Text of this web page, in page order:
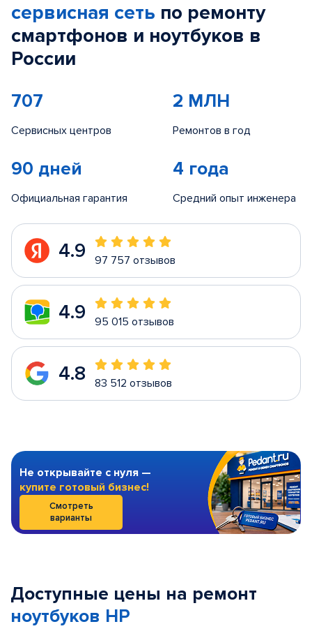
сервисная сеть по ремонту
смартфонов и ноутбуков в
России
707
Сервисных центров
2 МЛН
Ремонтов в год
90 дней
Официальная гарантия
4 года
Средний опыт инженера
4.9 97 757 отзывов
4.9 95 015 отзывов
4.8 83 512 отзывов
Не открывайте с нуля —
купите готовый бизнес!
Смотреть
варианты
Доступные цены на ремонт
ноутбуков HP